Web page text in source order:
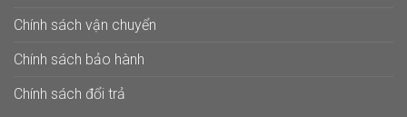
Chính sách vận chuyển
Chính sách bảo hành
Chính sách đổi trả